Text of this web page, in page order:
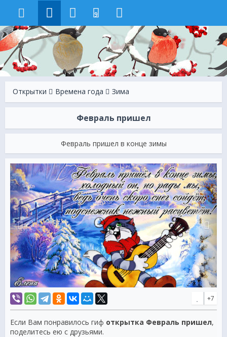
9
Открытки Времена года Зима
Февраль пришел
Февраль пришел в конце зимы
+7
Если Вам понравилось гиф открытка Февраль пришел,
поделитесь ею с друзьями.